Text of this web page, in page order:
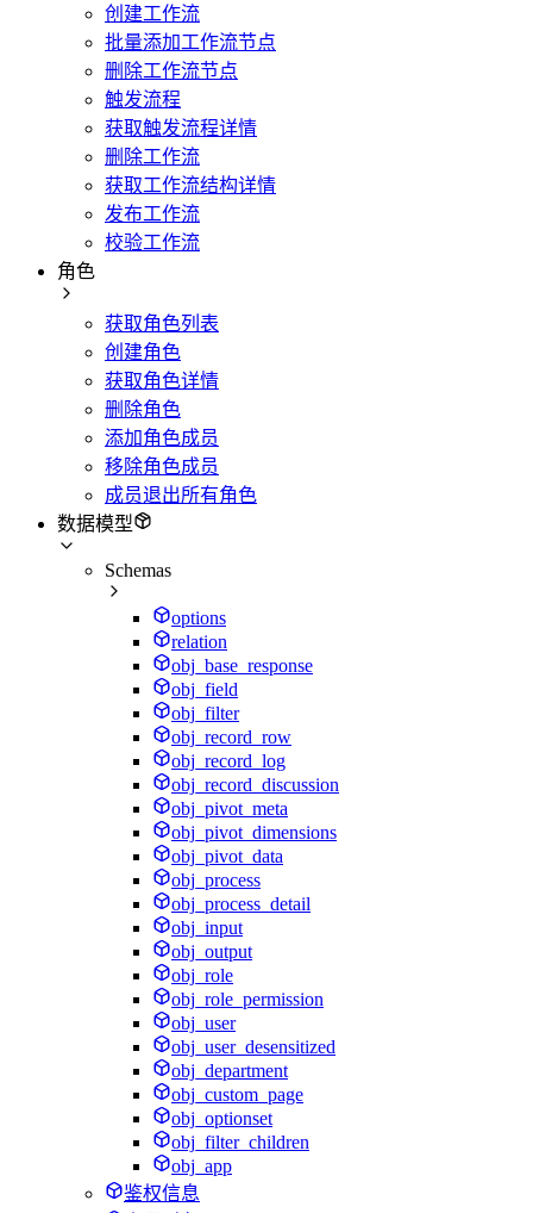
创建工作流
批量添加工作流节点
删除工作流节点
触发流程
获取触发流程详情
删除工作流
获取工作流结构详情
发布工作流
校验工作流
角色
获取角色列表
创建角色
获取角色详情
删除角色
添加角色成员
移除角色成员
成员退出所有角色
数据模型
Schemas
options
relation
obj_base_response
obj_field
obj_filter
obj_record_row
obj_record_log
obj_record_discussion
obj_pivot_meta
obj_pivot_dimensions
obj_pivot_data
obj_process
obj_process_detail
obj_input
obj_output
obj_role
obj_role_permission
obj_user
obj_user_desensitized
obj_department
obj_custom_page
obj_optionset
obj_filter_children
obj_app
鉴权信息